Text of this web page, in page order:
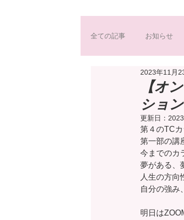
全ての記事 お知らせ
カラーセラピー
カラーセラピスト・プ
【オ
ショ
2023年11月
更新日：
第４のTC
第一部の講
今までのカ
夢がある、
人生の方向
自分の強み
明日は